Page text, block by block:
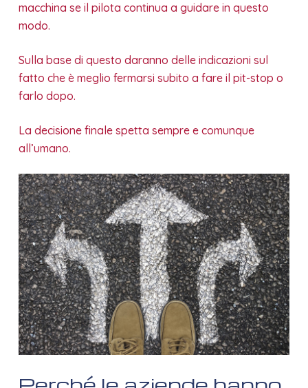
macchina se il pilota continua a guidare in questo
modo.
Sulla base di questo daranno delle indicazioni sul
fatto che è meglio fermarsi subito a fare il pit-stop o
farlo dopo.
La decisione finale spetta sempre e comunque
all’umano.